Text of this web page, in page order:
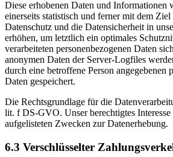
Diese erhobenen Daten und Informationen
einerseits statistisch und ferner mit dem Ziel
Datenschutz und die Datensicherheit in
erhöhen, um letztlich ein optimales
verarbeiteten personenbezogenen Daten
anonymen Daten der Server-Logfiles
durch eine betroffene Person angegebenen
Daten gespeichert.
Die Rechtsgrundlage für die
lit. f DS-GVO. Unser berechtigtes Interesse
aufgelisteten Zwecken zur Datenerhebung.
6.3 Verschlüsselter